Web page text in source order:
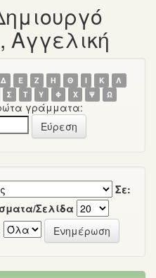
Δ Ε Ζ Η Θ Ι Κ
Λ
Σ Τ Υ Φ Χ Ψ Ω
γράμματα:
Σε:
Σελίδα